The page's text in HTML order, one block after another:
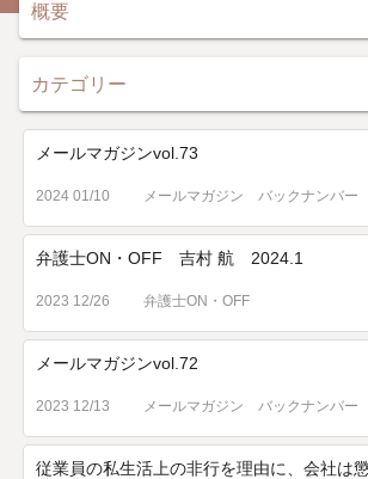
メールマガジンvol.73
2024 01/10 メールマガジン バックナンバー
弁護士ON・OFF 吉村 航 2024.1
2023 12/26 弁護士ON・OFF
メールマガジンvol.72
2023 12/13 メールマガジン バックナンバー
従業員の私生活上の非行を理由に、会社は
概要
カテゴリー